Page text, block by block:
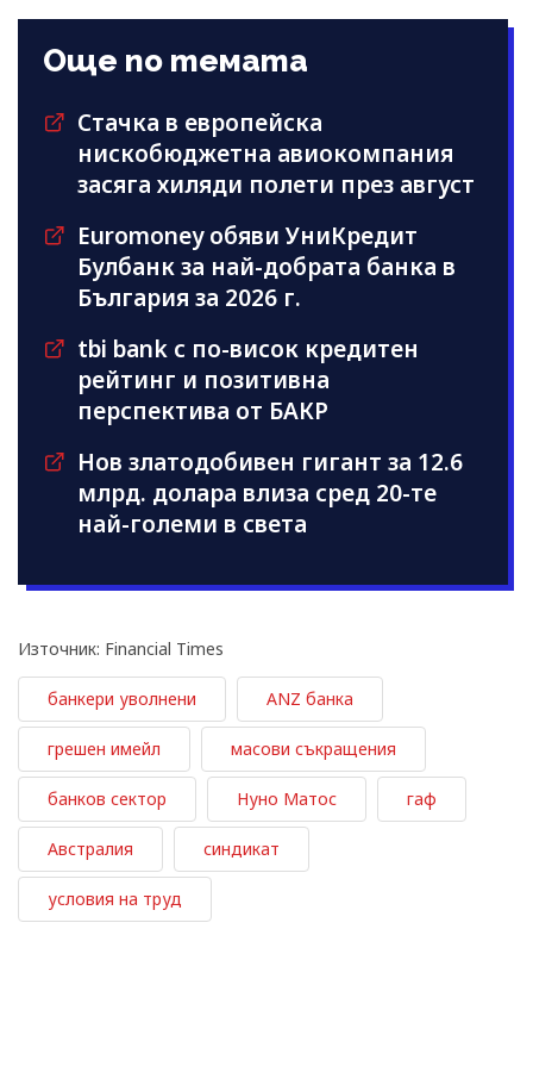
Още по темата
Стачка в европейска
нискобюджетна авиокомпания
засяга хиляди полети през август
Euromoney обяви УниКредит
Булбанк за най-добрата банка в
България за 2026 г.
tbi bank с по-висок кредитен
рейтинг и позитивна
перспектива от БАКР
Нов златодобивен гигант за 12.6
млрд. долара влиза сред 20-те
най-големи в света
Източник: Financial Times
банкери уволнени ANZ банка
грешен имейл масови съкращения
банков сектор Нуно Матос гаф
Австралия синдикат
условия на труд